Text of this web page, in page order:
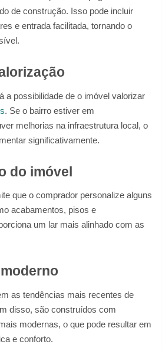
de construção. Isso pode incluir
e entrada facilitada, tornando o
a possibilidade de o imóvel valorizar
. Se o bairro estiver em
melhorias na infraestrutura local, o
significativamente.
do imóvel
que o comprador personalize alguns
acabamentos, pisos e
um lar mais alinhado com as
as tendências mais recentes de
disso, são construídos com
modernas, o que pode resultar em
e conforto.